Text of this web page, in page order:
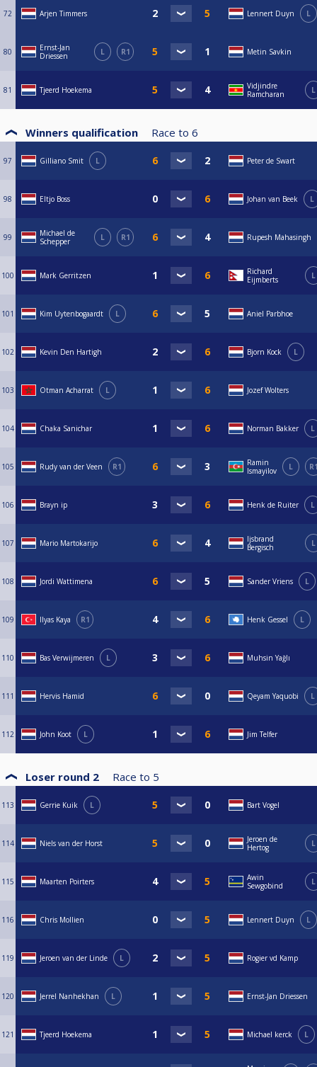
72 Arjen Timmers Lennert Duyn L
80
Ernst-Jan
Driessen
L R1 Metin Savkin
81 Tjeerd Hoekema
Vidjindre
Ramcharan
L
Winners qualification Race to 6
97 Gilliano Smit L Peter de Swart
98 Eltjo Boss Johan van Beek L
99
Michael de
Schepper
L R1 Rupesh Mahasingh
100 Mark Gerritzen
Richard
Eijmberts
L
101 Kim Uytenbogaardt L Aniel Parbhoe
102 Kevin Den Hartigh Bjorn Kock L
103 Otman Acharrat L Jozef Wolters
104 Chaka Sanichar Norman Bakker L
105 Rudy van der Veen R1
Ramin
Ismayilov
L
106 Brayn ip Henk de Ruiter L
107 Mario Martokarijo
Ijsbrand
Bergisch
L
108 Jordi Wattimena Sander Vriens L
109 Ilyas Kaya R1 Henk Gessel L
110 Bas Verwijmeren L Muhsin Yağlı
111 Hervis Hamid Qeyam Yaquobi L
112 John Koot L Jim Telfer
Loser round 2 Race to 5
113 Gerrie Kuik L Bart Vogel
114 Niels van der Horst
Jeroen de
Hertog
L
115 Maarten Poirters
Awin
Sewgobind
L
116 Chris Mollien Lennert Duyn L
119 Jeroen van der Linde L Rogier vd Kamp
120 Jerrel Nanhekhan L Ernst-Jan Driessen
121 Tjeerd Hoekema Michael kerck L